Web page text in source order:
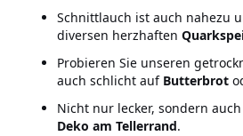
Schnittlauch ist auch nahezu
diversen herzhaften
Probieren Sie unseren
auch schlicht auf Butterbrot
Nicht nur lecker, sondern
Deko am Tellerrand.